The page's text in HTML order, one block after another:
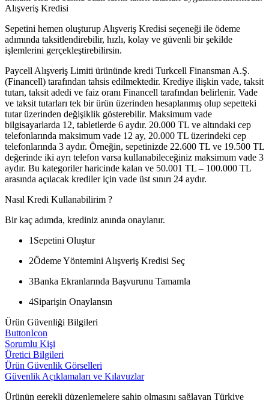
Alışveriş Kredisi
Sepetini hemen oluşturup Alışveriş Kredisi seçeneği ile ödeme
adımında taksitlendirebilir, hızlı, kolay ve güvenli bir şekilde
işlemlerini gerçekleştirebilirsin.
Paycell Alışveriş Limiti ürününde kredi Turkcell Finansman A.Ş.
(Financell) tarafından tahsis edilmektedir. Krediye ilişkin vade, taksit
tutarı, taksit adedi ve faiz oranı Financell tarafından belirlenir. Vade
ve taksit tutarları tek bir ürün üzerinden hesaplanmış olup sepetteki
tutar üzerinden değişiklik gösterebilir. Maksimum vade
bilgisayarlarda 12, tabletlerde 6 aydır. 20.000 TL ve altındaki cep
telefonlarında maksimum vade 12 ay, 20.000 TL üzerindeki cep
telefonlarında 3 aydır. Örneğin, sepetinizde 22.600 TL ve 19.500 TL
değerinde iki ayrı telefon varsa kullanabileceğiniz maksimum vade 3
aydır. Bu kategoriler haricinde kalan ve 50.001 TL – 100.000 TL
arasında açılacak krediler için vade üst sınırı 24 aydır.
Nasıl Kredi Kullanabilirim ?
Bir kaç adımda, krediniz anında onaylanır.
1 Sepetini Oluştur
2Ödeme Yöntemini Alışveriş Kredisi Seç
3Banka Ekranlarında Başvurunu Tamamla
4Siparişin Onaylansın
Ürün Güvenliği Bilgileri
ButtonIcon
Sorumlu Kişi
Üretici Bilgileri
Ürün Güvenlik Görselleri
Güvenlik Açıklamaları ve Kılavuzlar
Ürünün gerekli düzenlemelere sahip olmasını sağlayan Türkiye